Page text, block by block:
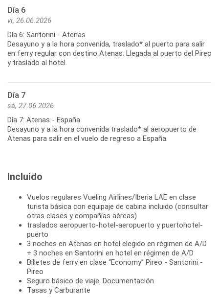
Día 6
vi, 26.06.2026
Día 6: Santorini - Atenas
Desayuno y a la hora convenida, traslado* al puerto para salir
en ferry regular con destino Atenas. Llegada al puerto del Pireo
y traslado al hotel.
Día 7
sá, 27.06.2026
Día 7: Atenas - España
Desayuno y a la hora convenida traslado* al aeropuerto de
Incluido
Vuelos regulares Vueling Airlines/Iberia LAE en clase
turista básica con equipaje de cabina incluido (consultar
otras clases y compañías aéreas)
traslados aeropuerto-hotel-aeropuerto y puertohotel-
puerto
3 noches en Atenas en hotel elegido en régimen de A/D
+ 3 noches en Santorini en hotel en régimen de A/D
Billetes de ferry en clase “Economy” Pireo - Santorini -
Pireo
Seguro básico de viaje. Documentación
Tasas y Carburante